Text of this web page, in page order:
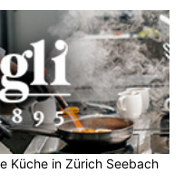
Küche in Zürich Seebach